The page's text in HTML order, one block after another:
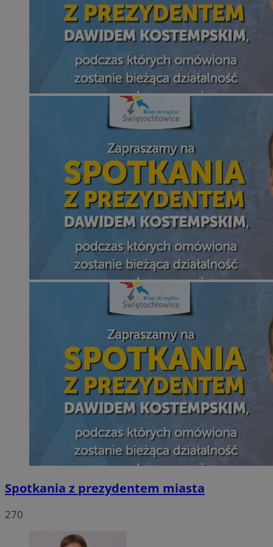
Spotkania z prezydentem miasta
270